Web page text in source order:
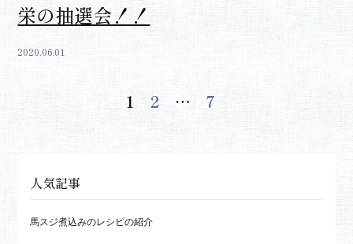
栄の抽選会！！
2020.06.01
ペ
ー
1 2 … 7
人気記事
馬スジ煮込みのレシピの紹介